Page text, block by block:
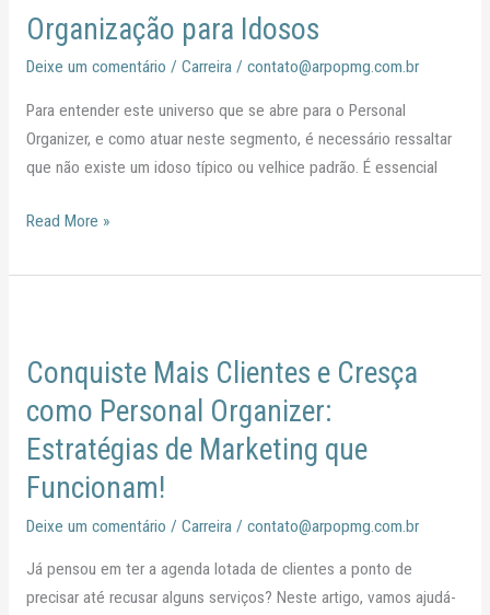
Organização para Idosos
Deixe um comentário / Carreira/ contato@arpopmg.com.br
Para entender este universo que se abre para o Personal
Organizer, e como atuar neste segmento, é necessário ressaltar
que não existe um idoso típico ou velhice padrão. É essencial
Idosos
Read More »
Conquiste Mais Clientes e Cresça
como Personal Organizer:
Estratégias de Marketing que
Funcionam!
Deixe um comentário / Carreira / contato@arpopmg.com.br
Já pensou em ter a agenda lotada de clientes a ponto de
precisar até recusar alguns serviços? Neste artigo, vamos ajudá-
Clientes
Cresça
como
Personal
de
Marketing